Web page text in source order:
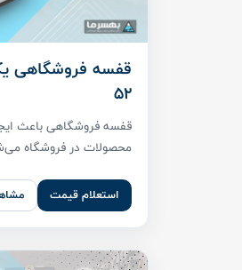
52
قفسه فروشگاهی باعث
محصولات در فروشگاه
استعلام قیمت